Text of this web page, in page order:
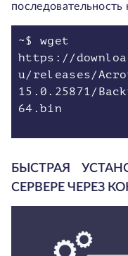
~$ wget
https://
u/releases/
15.0.25871/
БЫСТРАЯ
СЕРВЕРЕ ЧЕРЕЗ